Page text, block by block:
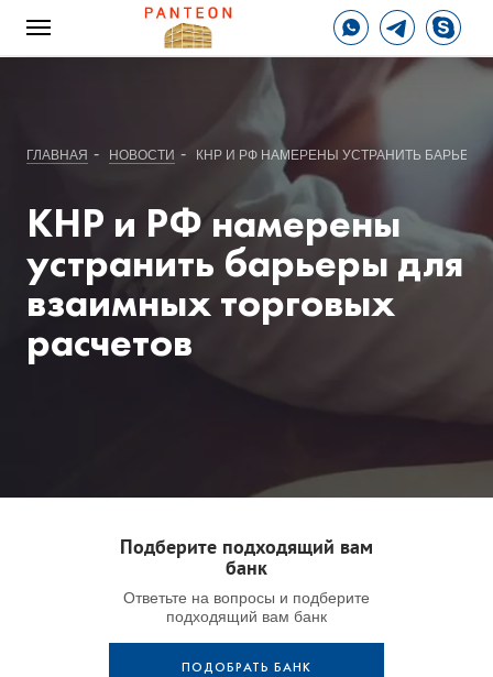
ГЛАВНАЯ - НОВОСТИ - КНР И РФ НАМЕРЕНЫ УСТРАНИТЬ
КНР и РФ намерены
устранить барьеры для
взаимных торговых
расчетов
Подберите подходящий вам
банк
Ответьте на вопросы и подберите
подходящий вам банк
ПОДОБРАТЬ БАНК